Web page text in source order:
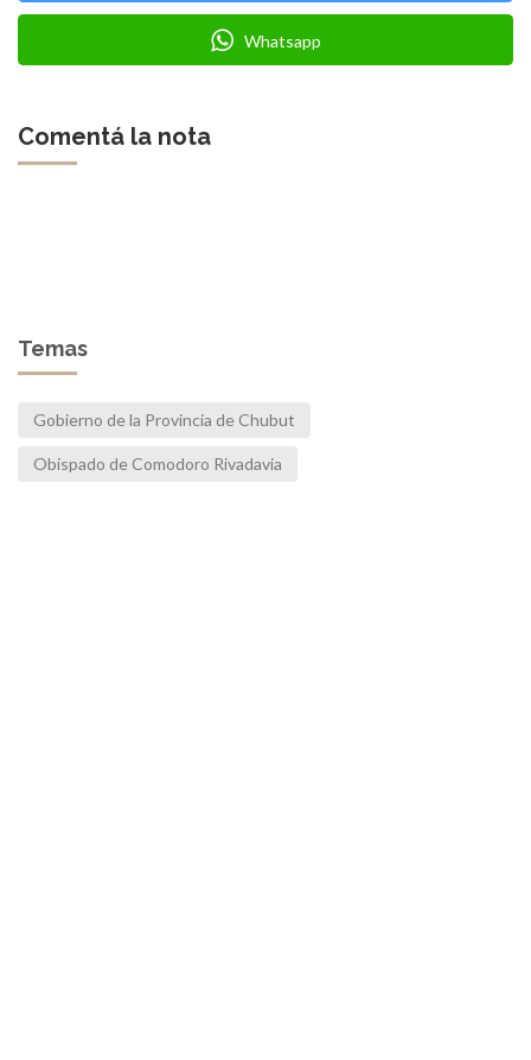
Whatsapp
Comentá la nota
Temas
Gobierno de la Provincia de Chubut
Obispado de Comodoro Rivadavia